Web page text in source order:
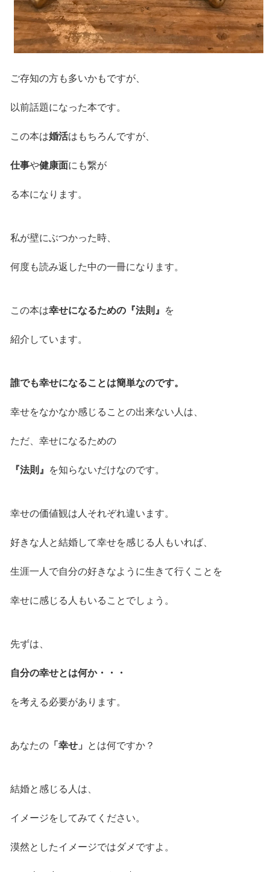
ご存知の方も多いかもですが、
以前話題になった本です。
この本は婚活はもちろんですが、
仕事や健康面にも繋が
る本になります。
私が壁にぶつかった時、
何度も読み返した中の一冊になります。
この本は幸せになるための『法則』 を
紹介しています。
誰でも幸せになることは簡単なのです。
幸せをなかなか感じることの出来ない人は、
ただ、幸せになるための
『法則』 を知らないだけなのです。
幸せの価値観は人それぞれ違います。
好きな人と結婚して幸せを感じる人もいれば、
生涯一人で自分の好きなように生きて行くことを
幸せに感じる人もいることでしょう。
先ずは、
自分の幸せとは何か・・・
を考える必要があります。
あなたの「幸せ」 とは何ですか？
結婚と感じる人は、
イメージをしてみてください。
漠然としたイメージではダメですよ。